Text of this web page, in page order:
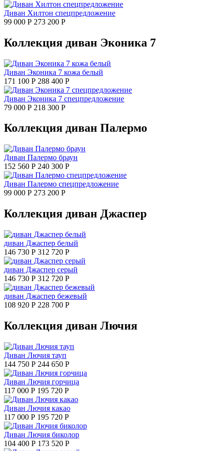
Диван Хилтон спецпредложение
99 000 Р 273 200 Р
Коллекция диван Эконика 7
Диван Эконика 7 кожа белый
171 100 Р 288 400 Р
Диван Эконика 7 спецпредложение
79 000 Р 218 300 Р
Коллекция диван Палермо
Диван Палермо браун
152 560 Р 240 300 Р
Диван Палермо спецпредложение
99 000 Р 273 200 Р
Коллекция диван Джаспер
диван Джаспер белый
146 730 Р 312 720 Р
диван Джаспер серый
146 730 Р 312 720 Р
диван Джаспер бежевый
108 920 Р 228 700 Р
Коллекция диван Лючия
Диван Лючия тауп
144 750 Р 244 650 Р
Диван Лючия горчица
117 000 Р 195 720 Р
Диван Лючия какао
117 000 Р 195 720 Р
Диван Лючия биколор
104 400 Р 173 520 Р